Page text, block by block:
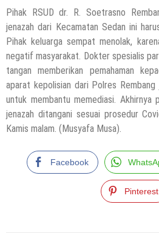
Pihak RSUD dr. R. Soetrasno
jenazah dari Kecamatan Sedan ini
Pihak keluarga sempat menolak,
negatif masyarakat. Dokter spesialis
tangan memberikan pemahaman
aparat kepolisian dari Polres
untuk membantu memediasi. Akhirnya
jenazah ditangani sesuai prosedur
Kamis malam. (Musyafa Musa).
Facebook
Pinterest